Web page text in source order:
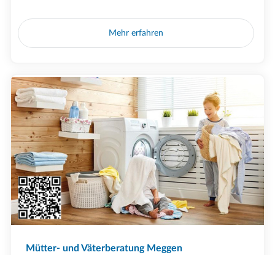
Mehr erfahren
Mütter- und Väterberatung Meggen